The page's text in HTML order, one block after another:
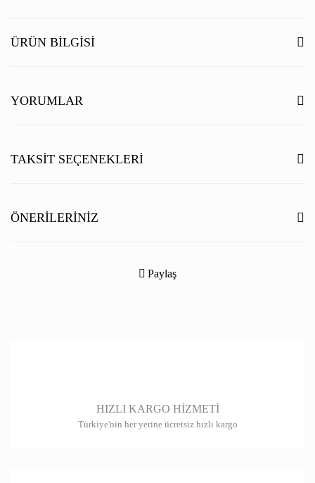
ÜRÜN BILGISI
YORUMLAR
Bu ürüne ilk yorumu siz yapın!
TAKSIT SEÇENEKLERI
ÖNERILERINIZ
yetersiz gördüğünüz noktaları öneri formunu kullanarak tarafımıza
Ürün fiyatı diğer sitelerden daha pahalı.
Paylaş
HIZLI KARGO HİZMETİ
Türkiye'nin her yerine ücretsiz hızlı kargo